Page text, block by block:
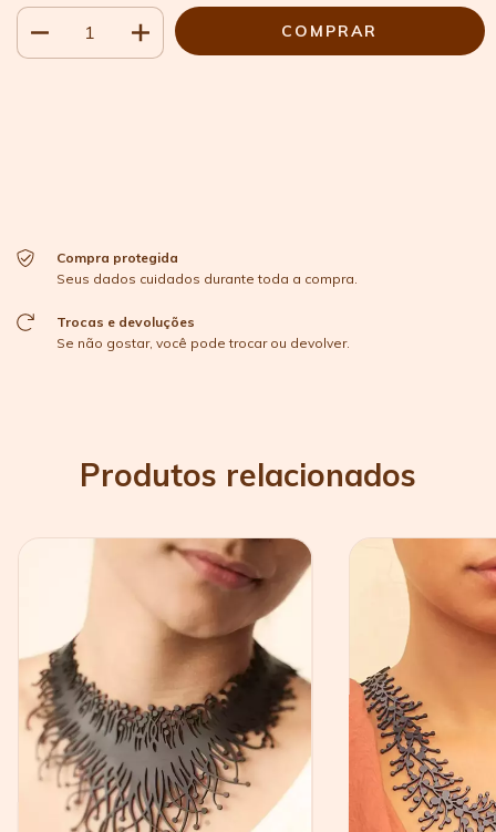
Compra protegida
Seus dados cuidados durante toda a compra.
Trocas e devoluções
Se não gostar, você pode trocar ou devolver.
Produtos relacionados